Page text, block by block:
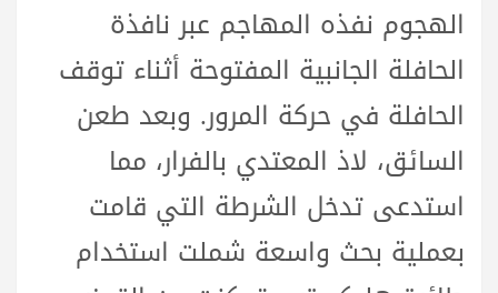
الهجوم نفذه المهاجم عبر نافذة
الحافلة الجانبية المفتوحة أثناء توقف
الحافلة في حركة المرور. وبعد طعن
السائق، لاذ المعتدي بالفرار، مما
استدعى تدخل الشرطة التي قامت
بعملية بحث واسعة شملت استخدام